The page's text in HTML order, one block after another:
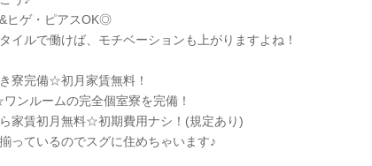
ヒゲ・ピアスOK◎
イルで働けば、モチベーションも上がりますよね！
寮完備☆初月家賃無料！
ンルームの完全個室寮を完備！
家賃初月無料☆初期費用ナシ！(規定あり)
っているのでスグに住めちゃいます♪